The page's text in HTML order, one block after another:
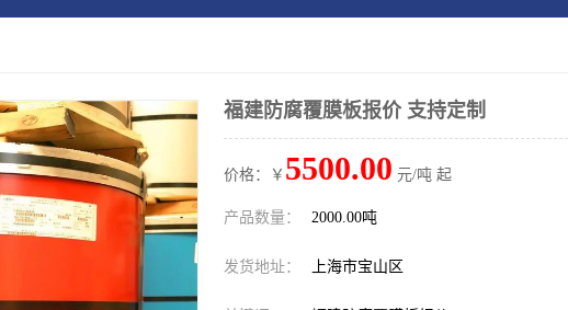
福建防腐覆膜板报价 支持定制
价格：￥ 5500.00 元/吨 起
产品数量： 2000.00吨
发货地址： 上海市宝山区